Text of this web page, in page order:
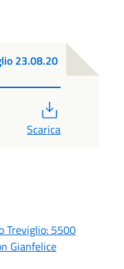
23.08.20
Scarica
Treviglio: 5500
Gianfelice